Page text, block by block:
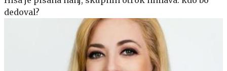
dedoval?